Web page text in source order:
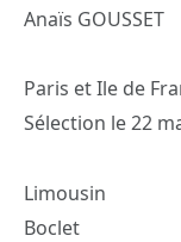
Anaïs GOUSSET
Paris et Ile de
Sélection le 22
Limousin
Boclet